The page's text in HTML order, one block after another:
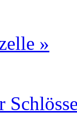
»